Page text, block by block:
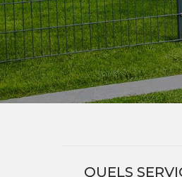
QUELS